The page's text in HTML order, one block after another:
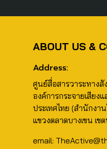
ABOUT US &
Address:
ศูนย์สื่อสารวาระทาง
องค์การกระจายเสีย
ประเทศไทย (สำนักง
แขวงตลาดบางเขน เข
email: